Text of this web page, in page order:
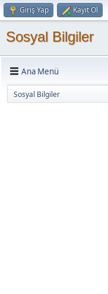
Giriş Yap Kayıt Ol
Sosyal Bilgiler
Ana Menü
Sosyal Bilgiler